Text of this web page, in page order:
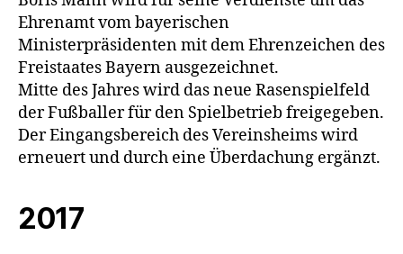
Ehrenamt vom bayerischen
Ministerpräsidenten mit dem Ehrenzeichen des
Freistaates Bayern ausgezeichnet.
Mitte des Jahres wird das neue Rasenspielfeld
der Fußballer für den Spielbetrieb freigegeben.
Der Eingangsbereich des Vereinsheims wird
erneuert und durch eine Überdachung ergänzt.
2017